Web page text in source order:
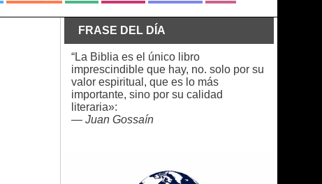
FRASE DEL DÍA
“La Biblia es el único libro
imprescindible que hay, no. solo por su
valor espiritual, que es lo más
importante, sino por su calidad
literaria»:
— Juan Gossaín